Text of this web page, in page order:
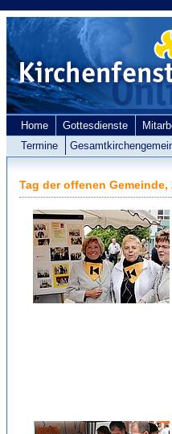
Home Gottesdienste
Termine
Tag der offenen